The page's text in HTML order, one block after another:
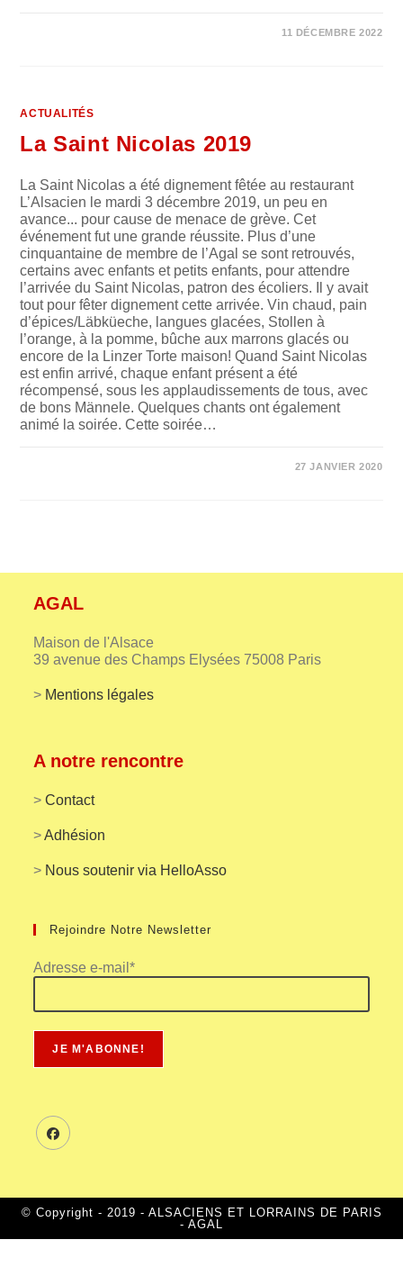
11 DÉCEMBRE 2022
ACTUALITÉS
La Saint Nicolas 2019
La Saint Nicolas a été dignement fêtée au restaurant
L’Alsacien le mardi 3 décembre 2019, un peu en
avance... pour cause de menace de grève. Cet
événement fut une grande réussite. Plus d’une
cinquantaine de membre de l’Agal se sont retrouvés,
certains avec enfants et petits enfants, pour attendre
l’arrivée du Saint Nicolas, patron des écoliers. Il y avait
tout pour fêter dignement cette arrivée. Vin chaud, pain
d’épices/Läbküeche, langues glacées, Stollen à
l’orange, à la pomme, bûche aux marrons glacés ou
encore de la Linzer Torte maison! Quand Saint Nicolas
est enfin arrivé, chaque enfant présent a été
récompensé, sous les applaudissements de tous, avec
de bons Männele. Quelques chants ont également
animé la soirée. Cette soirée…
27 JANVIER 2020
AGAL
Maison de l'Alsace
39 avenue des Champs Elysées 75008 Paris
> Mentions légales
A notre rencontre
>Contact
>Adhésion
> Nous soutenir via HelloAsso
Rejoindre Notre Newsletter
Adresse e-mail*
© Copyright - 2019 - ALSACIENS ET LORRAINS DE PARIS
- AGAL